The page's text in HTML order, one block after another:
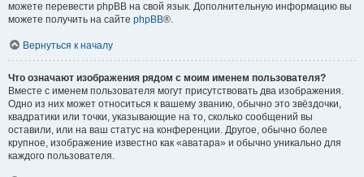
можете перевести phpBB на свой язык. Дополнительную информацию вы
можете получить на сайте phpBB®.
Вернуться к началу
Что означают изображения рядом с моим именем пользователя?
Вместе с именем пользователя могут присутствовать два изображения.
Одно из них может относиться к вашему званию, обычно это звёздочки,
квадратики или точки, указывающие на то, сколько сообщений вы
оставили, или на ваш статус на конференции. Другое, обычно более
крупное, изображение известно как «аватара» и обычно уникально для
каждого пользователя.